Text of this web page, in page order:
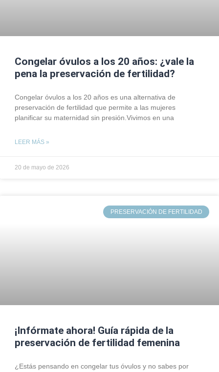
Congelar óvulos a los 20 años: ¿vale la
pena la preservación de fertilidad?
Congelar óvulos a los 20 años es una alternativa de
preservación de fertilidad que permite a las mujeres
planificar su maternidad sin presión.Vivimos en una
LEER MÁS »
20 de mayo de 2026
PRESERVACIÓN DE FERTILIDAD
¡Infórmate ahora! Guía rápida de la
preservación de fertilidad femenina
¿Estás pensando en congelar tus óvulos y no sabes por